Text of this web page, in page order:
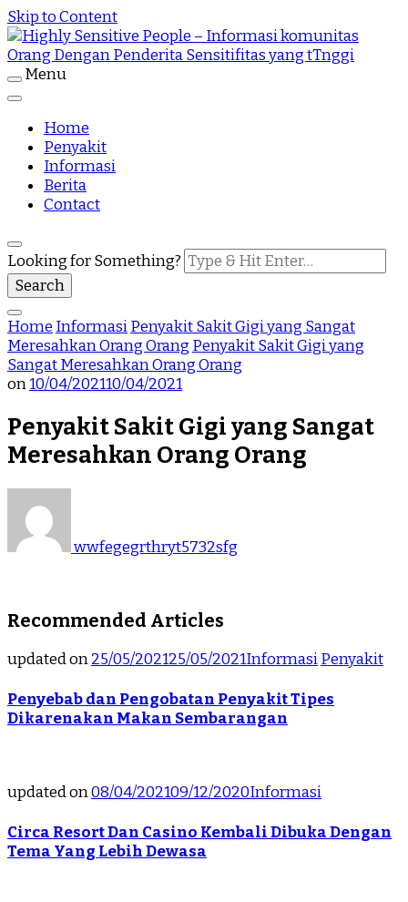
Skip to Content
Highly Sensitive People – Informasi
komunitas Orang Dengan Penderita
Sensitifitas yang tTnggi
Penderita Sensitifitas yang tTnggi
Menu
Home
Penyakit
Informasi
Berita
Contact
Looking for Something?
Home InformasiPenyakit Sakit Gigi yang Sangat
Meresahkan Orang Orang Penyakit Sakit Gigi yang
Sangat Meresahkan Orang Orang
on10/04/202110/04/2021
Penyakit Sakit Gigi yang Sangat
Meresahkan Orang Orang
wwfegegrthryt5732sfg
Recommended Articles
updated on25/05/202125/05/2021InformasiPenyakit
Penyebab dan Pengobatan Penyakit Tipes
Dikarenakan Makan Sembarangan
updated on08/04/202109/12/2020Informasi
Circa Resort Dan Casino Kembali Dibuka Dengan
Tema Yang Lebih Dewasa